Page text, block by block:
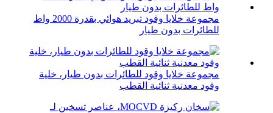
مجموعة خلايا وقود تبريد هوائي بقدرة 2000 واط
للطائرات بدون طيار
مجموعة خلايا وقود للطائرات بدون طيار، خلية
وقود معدنية ثنائية القطب